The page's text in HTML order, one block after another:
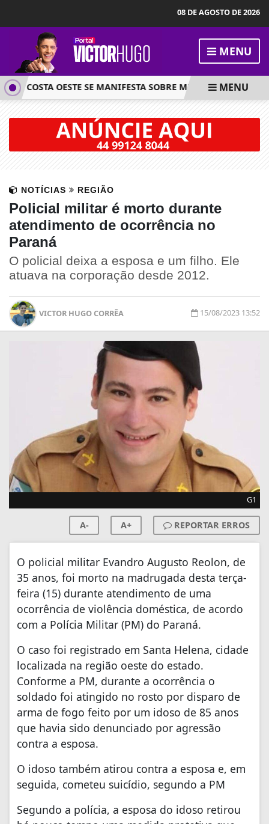
08 DE AGOSTO DE 2026
MENU
COSTA OESTE SE MANIFESTA SOBRE MUDANÇA NA
MENU
NOTÍCIAS REGIÃO
Policial militar é morto durante
atendimento de ocorrência no
Paraná
O policial deixa a esposa e um filho. Ele
atuava na corporação desde 2012.
VICTOR HUGO CORRÊA 15/08/2023 13:52
G1
A- A+ REPORTAR ERROS
O policial militar Evandro Augusto Reolon, de
35 anos, foi morto na madrugada desta terça-
feira (15) durante atendimento de uma
ocorrência de violência doméstica, de acordo
com a Polícia Militar (PM) do Paraná.
O caso foi registrado em Santa Helena, cidade
localizada na região oeste do estado.
Conforme a PM, durante a ocorrência o
soldado foi atingido no rosto por disparo de
arma de fogo feito por um idoso de 85 anos
que havia sido denunciado por agressão
contra a esposa.
O idoso também atirou contra a esposa e, em
seguida, cometeu suicídio, segundo a PM
Segundo a polícia, a esposa do idoso retirou